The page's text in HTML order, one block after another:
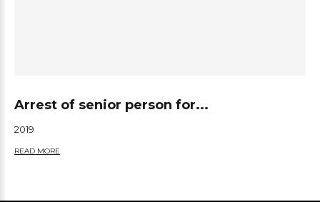
Arrest of senior person for...
2019
READ MORE